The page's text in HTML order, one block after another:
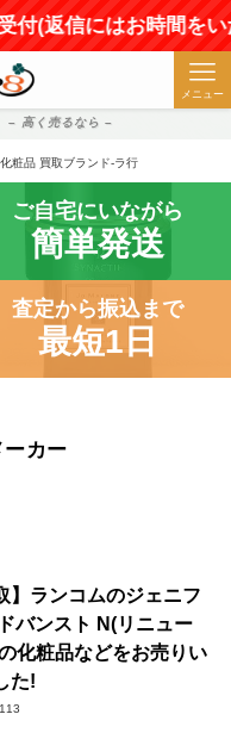
にはお時間をいただき
メニュー
– 高く売るなら –
化粧品 買取ブランド-ラ行
ご自宅にいながら
簡単発送
査定から振込まで
最短1日
ーカー
】ランコムのジェニフ
バンスト N(リニュー
化粧品などをお売りい
た!
113